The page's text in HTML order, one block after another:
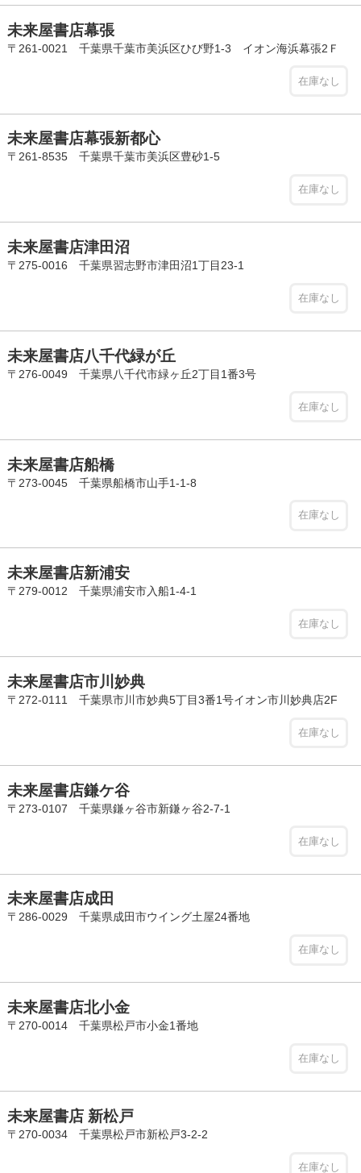
未来屋書店幕張
〒261-0021 千葉県千葉市美浜区ひび野1-3 イオン海浜幕張2Ｆ
在庫なし
未来屋書店幕張新都心
〒261-8535 千葉県千葉市美浜区豊砂1-5
在庫なし
未来屋書店津田沼
〒275-0016 千葉県習志野市津田沼1丁目23-1
在庫なし
未来屋書店八千代緑が丘
〒276-0049 千葉県八千代市緑ヶ丘2丁目1番3号
在庫なし
未来屋書店船橋
〒273-0045 千葉県船橋市山手1-1-8
在庫なし
未来屋書店新浦安
〒279-0012 千葉県浦安市入船1-4-1
在庫なし
未来屋書店市川妙典
〒272-0111 千葉県市川市妙典5丁目3番1号イオン市川妙典店2F
在庫なし
未来屋書店鎌ケ谷
〒273-0107 千葉県鎌ヶ谷市新鎌ヶ谷2-7-1
在庫なし
未来屋書店成田
〒286-0029 千葉県成田市ウイング土屋24番地
在庫なし
未来屋書店北小金
〒270-0014 千葉県松戸市小金1番地
在庫なし
未来屋書店 新松戸
〒270-0034 千葉県松戸市新松戸3-2-2
在庫なし